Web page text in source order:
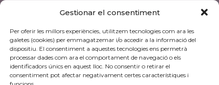
Gestionar el consentiment
Per oferir les millors experiències, utilitzem tecnologies com ara les
galetes (cookies) per emmagatzemar i/o accedir a la informació del
dispositiu. El consentiment a aquestes tecnologies ens permetrà
processar dades com ara el comportament de navegació o els
identificadors únics en aquest lloc. No consentir o retirar el
consentiment pot afectar negativament certes característiques i
03801 Alcoi
Tel.: 96 553 72 02
De dilluns a divendres
de 10 a 14h.